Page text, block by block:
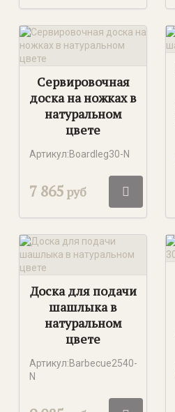
Сервировочная
доска на ножках в
натуральном
цвете
Артикул:Boardleg30-N
7 865 руб
Доска для подачи
шашлыка в
натуральном
цвете
Артикул:Barbecue2540-
N